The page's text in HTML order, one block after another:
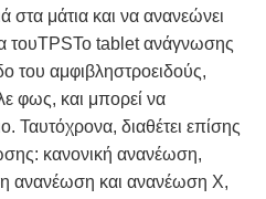
στα μάτια και να ανανεώνει
τουTPSΤο tablet ανάγνωσης
του αμφιβληστροειδούς,
φως, και μπορεί να
Ταυτόχρονα, διαθέτει επίσης
κανονική ανανέωση,
ανανέωση και ανανέωση X,